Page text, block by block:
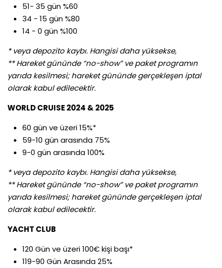
51- 35 gün %60
34 - 15 gün %80
14 - 0 gün %100
* veya depozito kaybı. Hangisi daha yüksekse,
** Hareket gününde “no-show” ve paket programın
yarıda kesilmesi; hareket gününde gerçekleşen iptal
olarak kabul edilecektir.
WORLD CRUISE 2024 & 2025
60 gün ve üzeri 15%*
59-10 gün arasında 75%
9-0 gün arasında 100%
* veya depozito kaybı. Hangisi daha yüksekse,
** Hareket gününde “no-show” ve paket programın
yarıda kesilmesi; hareket gününde gerçekleşen iptal
olarak kabul edilecektir.
YACHT CLUB
120 Gün ve üzeri 100€ kişi başı*
119-90 Gün Arasında 25%